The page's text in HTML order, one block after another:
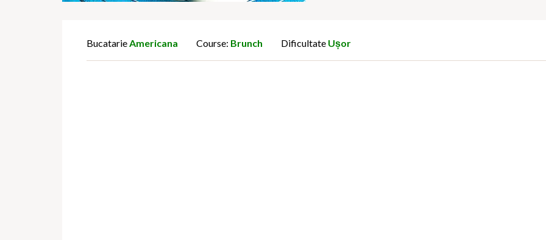
BucatarieAmericana Course: Brunch Dificultate Ușor